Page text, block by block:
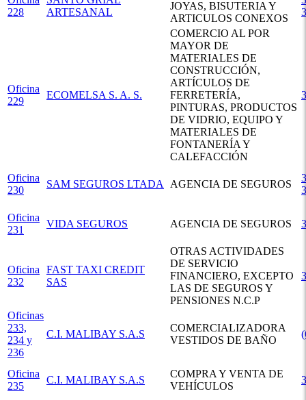
228
ARTESANAL
JOYAS, BISUTERIA Y
ARTICULOS CONEXOS
Oficina
229
ECOMELSA S. A. S.
COMERCIO AL POR
MAYOR DE
MATERIALES DE
CONSTRUCCIÓN,
ARTÍCULOS DE
FERRETERÍA,
PINTURAS, PRODUCTOS
DE VIDRIO, EQUIPO Y
MATERIALES DE
FONTANERÍA Y
CALEFACCIÓN
Oficina
230
SAM SEGUROS LTADA AGENCIA DE SEGUROS
Oficina
231
VIDA SEGUROS AGENCIA DE SEGUROS
Oficina
232
FAST TAXI CREDIT
SAS
OTRAS ACTIVIDADES
DE SERVICIO
FINANCIERO, EXCEPTO
LAS DE SEGUROS Y
PENSIONES N.C.P
Oficinas
233,
234 y
236
C.I. MALIBAY S.A.S
COMERCIALIZADORA
VESTIDOS DE BAÑO
Oficina
235
C.I. MALIBAY S.A.S
COMPRA Y VENTA DE
VEHÍCULOS